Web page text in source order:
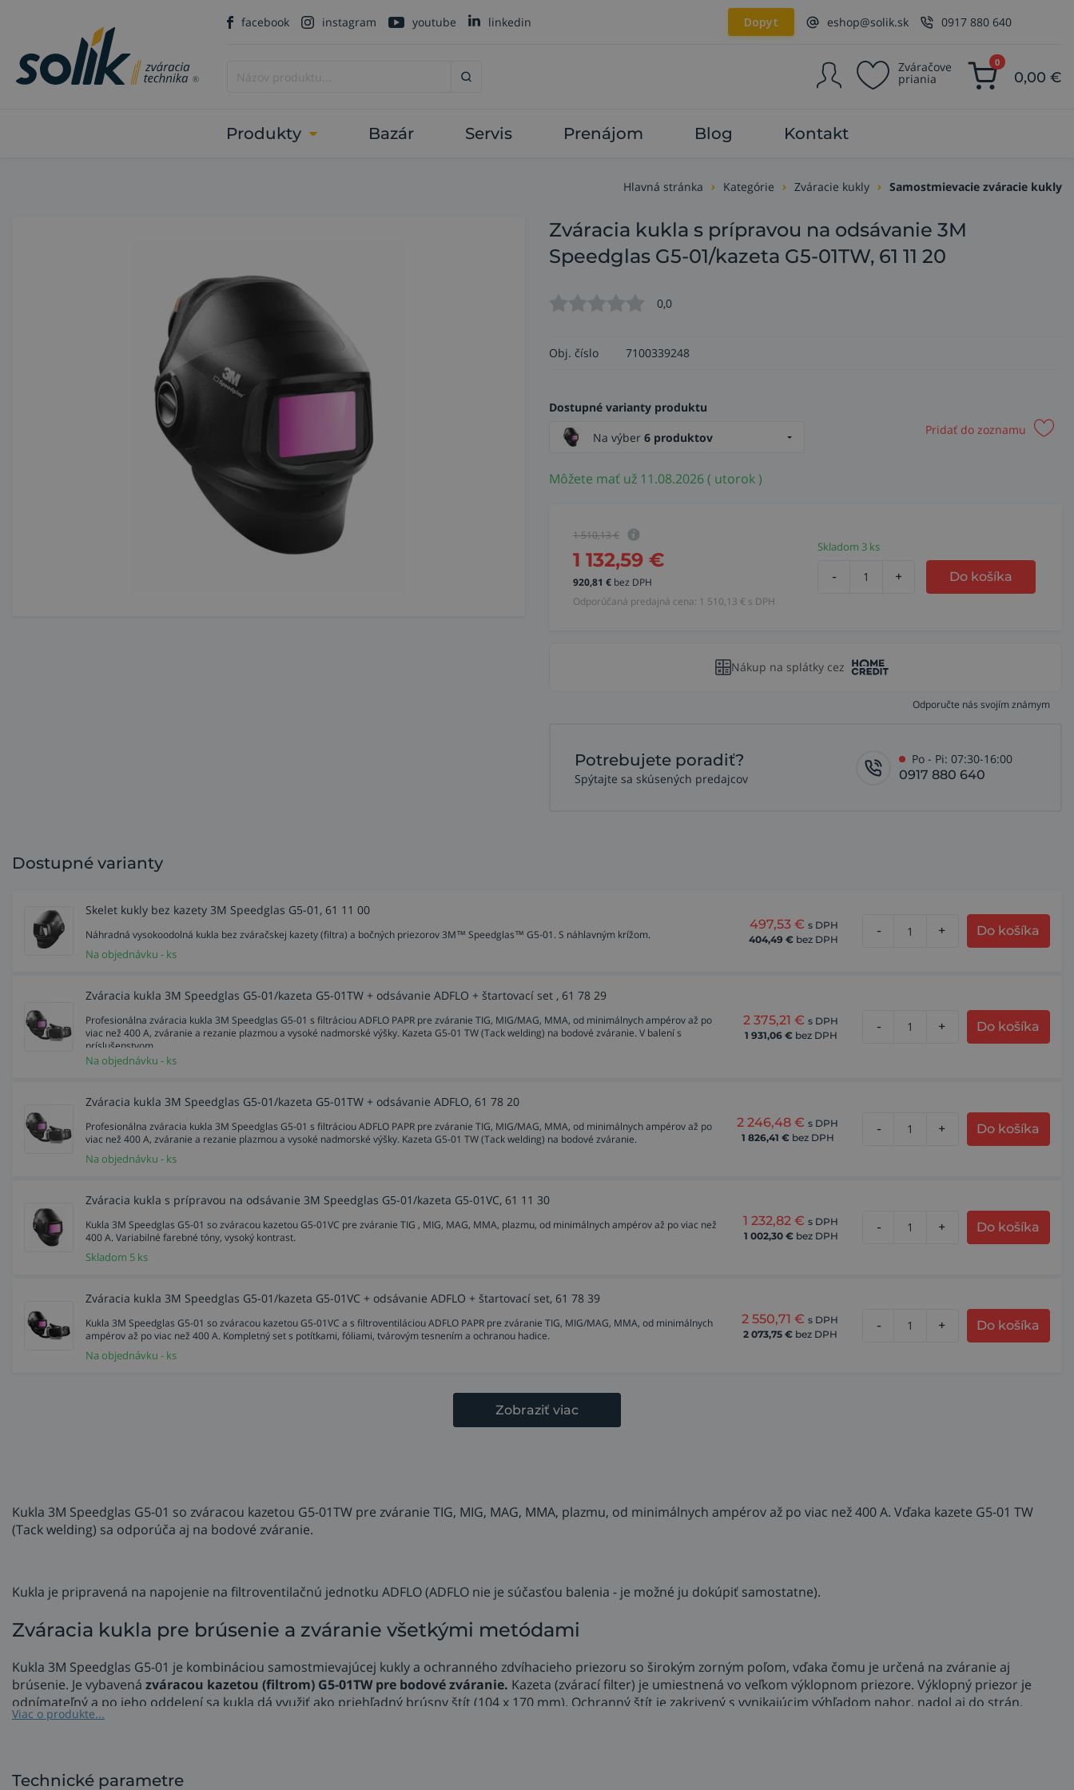
facebook instagram youtube linkedin Dopyt eshop@solik.sk 0917 880 640
Zváračove
priania
0
0,00 €
Produkty Bazár Servis Prenájom Blog Kontakt
Hlavná stránka Kategórie Zváracie kukly Samostmievacie zváracie kukly
Zváracia kukla s prípravou na odsávanie 3M
Speedglas G5-01/kazeta G5-01TW, 61 11 20
0,0
Obj. číslo 7100339248
Dostupné varianty produktu
Na výber 6 produktov
Pridať do zoznamu
Môžete mať už 11.08.2026 ( utorok )
1 510,13€
1 132,59 €
920,81 € bez DPH
Odporúčaná predajná cena: 1 510,13 € s DPH
Skladom 3 ks
- + Do košíka
Nákup na splátky cez
Odporučte nás svojím známym
Potrebujete poradiť?
Spýtajte sa skúsených predajcov
Po - Pi: 07:30-16:00
0917 880 640
Dostupné varianty
Skelet kukly bez kazety 3M Speedglas G5-01, 61 11 00
Náhradná vysokoodolná kukla bez zváračskej kazety (filtra) a bočných priezorov 3M™ Speedglas™ G5-01. S náhlavným krížom.
Na objednávku - ks
497,53 € s DPH
404,49 € bez DPH
- + Do košíka
Zváracia kukla 3M Speedglas G5-01/kazeta G5-01TW + odsávanie ADFLO + štartovací set , 61 78 29
Profesionálna zváracia kukla 3M Speedglas G5-01 s filtráciou ADFLO PAPR pre zváranie TIG, MIG/MAG, MMA, od minimálnych ampérov až po
viac než 400 A, zváranie a rezanie plazmou a vysoké nadmorské výšky. Kazeta G5-01 TW (Tack welding) na bodové zváranie. V balení s
príslušenstvom.
Na objednávku - ks
2 375,21 € s DPH
1 931,06 € bez DPH
- + Do košíka
Zváracia kukla 3M Speedglas G5-01/kazeta G5-01TW + odsávanie ADFLO, 61 78 20
Profesionálna zváracia kukla 3M Speedglas G5-01 s filtráciou ADFLO PAPR pre zváranie TIG, MIG/MAG, MMA, od minimálnych ampérov až po
viac než 400 A, zváranie a rezanie plazmou a vysoké nadmorské výšky. Kazeta G5-01 TW (Tack welding) na bodové zváranie.
Na objednávku - ks
2 246,48 € s DPH
1 826,41 € bez DPH
- + Do košíka
Zváracia kukla s prípravou na odsávanie 3M Speedglas G5-01/kazeta G5-01VC, 61 11 30
Kukla 3M Speedglas G5-01 so zváracou kazetou G5-01VC pre zváranie TIG , MIG, MAG, MMA, plazmu, od minimálnych ampérov až po viac než
400 A. Variabilné farebné tóny, vysoký kontrast.
Skladom 5 ks
1 232,82 € s DPH
1 002,30 € bez DPH
- + Do košíka
Zváracia kukla 3M Speedglas G5-01/kazeta G5-01VC + odsávanie ADFLO + štartovací set, 61 78 39
Kukla 3M Speedglas G5-01 so zváracou kazetou G5-01VC a s filtroventiláciou ADFLO PAPR pre zváranie TIG, MIG/MAG, MMA, od minimálnych
ampérov až po viac než 400 A. Kompletný set s potítkami, fóliami, tvárovým tesnením a ochranou hadice.
Na objednávku - ks
2 550,71 € s DPH
2 073,75 € bez DPH
- + Do košíka
Zobraziť viac
Kukla 3M Speedglas G5-01 so zváracou kazetou G5-01TW pre zváranie TIG, MIG, MAG, MMA, plazmu, od minimálnych ampérov až po viac než 400 A. Vďaka kazete G5-01 TW
(Tack welding) sa odporúča aj na bodové zváranie.
Kukla je pripravená na napojenie na filtroventilačnú jednotku ADFLO (ADFLO nie je súčasťou balenia - je možné ju dokúpiť samostatne).
​Zváracia kukla pre brúsenie a zváranie všetkými metódami
Kukla 3M Speedglas G5-01 je kombináciou samostmievajúcej kukly a ochranného zdvíhacieho priezoru so širokým zorným poľom, vďaka čomu je určená na zváranie aj
brúsenie. Je vybavená zváracou kazetou (filtrom) G5-01TW pre bodové zváranie. Kazeta (zvárací filter) je umiestnená vo veľkom výklopnom priezore. Výklopný priezor je
odnímateľný a po jeho oddelení sa kukla dá využiť ako priehľadný brúsny štít (104 x 170 mm). Ochranný štít je zakrivený s vynikajúcim výhľadom nahor, nadol aj do strán.
Viac o produkte...
Technické parametre